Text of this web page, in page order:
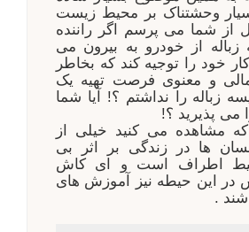
وحشتناک بر محیط زیست
از شما می پرسم اگر راننده
زباله از خودرو به بیرون می
خود را توجیه کند که بخاطر
و معنوی فرصت تهیه یک
زباله را نداشتم ؟! آیا شما
می پذیرید ؟!
مشاهده می کنید خیلی از
ها در زندگی بر اثر بی
اطراف است و ای کاش
این حیطه نیز آموزش های
.